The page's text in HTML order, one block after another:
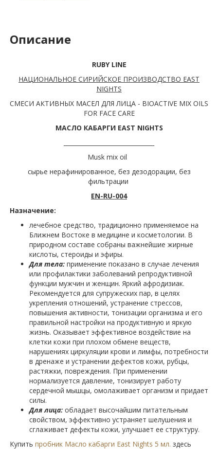
Описание
RUBY LINE
НАЦИОНАЛЬНОЕ СИРИЙСКОЕ ПРОИЗВОДСТВО EAST
NIGHTS
СМЕСИ АКТИВНЫХ МАСЕЛ ДЛЯ ЛИЦА - BIOACTIVE MIX OILS
FOR FACE CARE
МАСЛО КАБАРГИ EAST NIGHTS
Musk mix oil
сырье нерафинированное, без дезодорации, без
фильтрации
EN-RU-004
Назначение:
лечебное средство, традиционно применяемое на
Ближнем Востоке в медицине и косметологии. В
природном составе собраны важнейшие жирные
кислоты, стероиды и эфиры.
Для тела: применение показано в случае лечения
или профилактики заболеваний репродуктивной
функции мужчин и женщин. Яркий афродизиак.
Рекомендуется для супружеских пар, в целях
укрепления отношений, устранение стрессов,
повышения активности, тонизации организма и его
правильной настройки на продуктивную и яркую
жизнь. Оказывает эффективное воздействие на
клетки кожи при плохом обмене веществ,
нарушениях циркуляции крови и лимфы, потребности
в дренаже и устранении дефектов кожи, рубцы,
растяжки, повреждения. При применении
нормализуется давление, тонизирует работу
сердечной мышцы, омолаживает организм и придает
силы.
Для лица: обладает высочайшим питательным
свойством, эффективно устраняет шелушения и
сглаживает дефекты кожи, улучшает ее структуру.
Купить пробник Масло кабарги East Nights 5 мл. здесь